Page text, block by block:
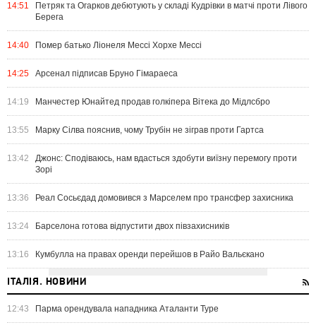
14:51
Петряк та Огарков дебютують у складі Кудрівки в матчі проти Лівого
Берега
14:40 Помер батько Ліонеля Мессі Хорхе Мессі
14:25 Арсенал підписав Бруно Гімараеса
14:19 Манчестер Юнайтед продав голкіпера Вітека до Мідлсбро
13:55 Марку Сілва пояснив, чому Трубін не зіграв проти Гартса
13:42
Джонс: Сподіваюсь, нам вдасться здобути виїзну перемогу проти
Зорі
13:36 Реал Сосьєдад домовився з Марселем про трансфер захисника
13:24 Барселона готова відпустити двох півзахисників
13:16 Кумбулла на правах оренди перейшов в Райо Вальєкано
ІТАЛІЯ. НОВИНИ
12:43 Парма орендувала нападника Аталанти Туре